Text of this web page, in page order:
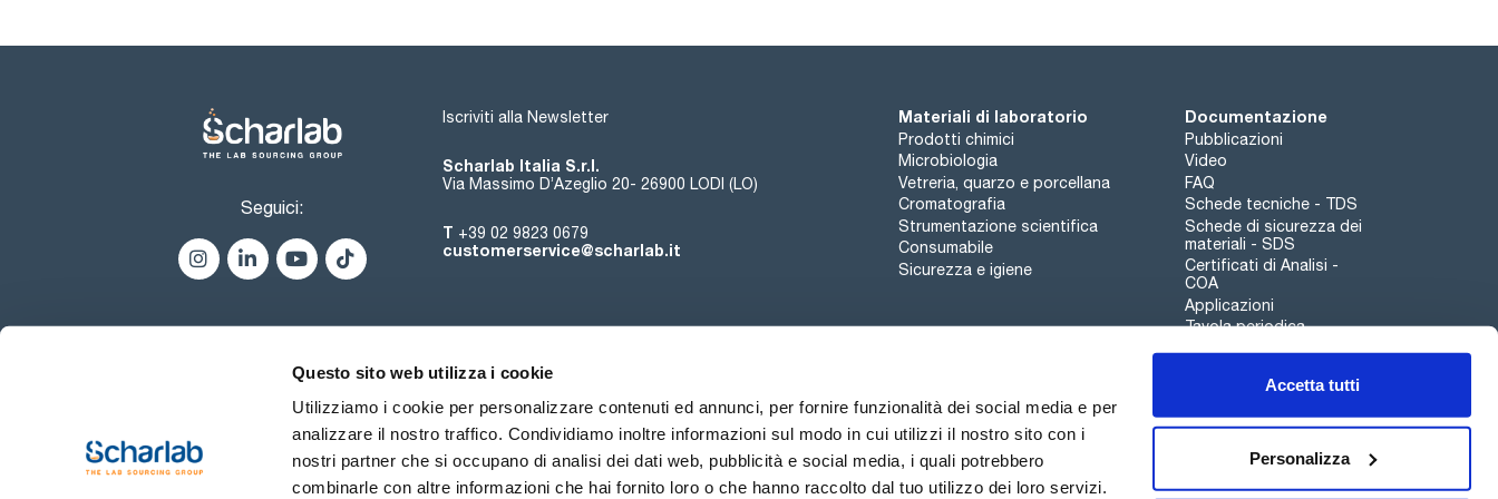
Questo sito web utilizza i cookie
Utilizziamo i cookie per personalizzare contenuti ed annunci, per fornire funzionalità dei social media e per
analizzare il nostro traffico. Condividiamo inoltre informazioni sul modo in cui utilizzi il nostro sito con i
nostri partner che si occupano di analisi dei dati web, pubblicità e social media, i quali potrebbero
combinarle con altre informazioni che hai fornito loro o che hanno raccolto dal tuo utilizzo dei loro servizi.
Accetta tutti
Personalizza
identity (IR-spectrum): passes test
Seguici:
Iscriviti alla Newsletter
Scharlab Italia S.r.l.
Via Massimo D’Azeglio 20- 26900 LODI (LO)
T +39 02 9823 0679
customerservice@scharlab.it
Materiali di laboratorio
Prodotti chimici
Microbiologia
Vetreria, quarzo e porcellana
Cromatografia
Strumentazione scientifica
Consumabile
Sicurezza e igiene
Documentazione
Pubblicazioni
Video
FAQ
Schede tecniche - TDS
Schede di sicurezza dei
materiali - SDS
Certificati di Analisi -
COA
Applicazioni
Tavola periodica
Canale di segnalazioni
Chi siamo Eventi Contatto Novità